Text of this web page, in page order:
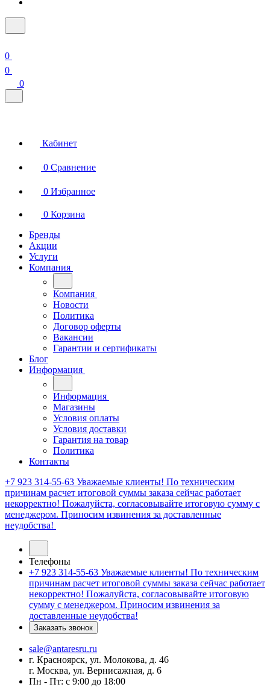
0
0
0
Кабинет
0 Сравнение
0 Избранное
0 Корзина
Бренды
Акции
Услуги
Компания
Компания
Новости
Политика
Договор оферты
Вакансии
Гарантии и сертификаты
Блог
Информация
Информация
Магазины
Условия оплаты
Условия доставки
Гарантия на товар
Политика
Контакты
+7 923 314-55-63 Уважаемые клиенты! По техническим
причинам расчет итоговой суммы заказа сейчас работает
некорректно! Пожалуйста, согласовывайте итоговую сумму с
менеджером. Приносим извинения за доставленные
неудобства!
Телефоны
+7 923 314-55-63 Уважаемые клиенты! По техническим
причинам расчет итоговой суммы заказа сейчас работает
некорректно! Пожалуйста, согласовывайте итоговую
сумму с менеджером. Приносим извинения за
доставленные неудобства!
Заказать звонок
sale@antaresru.ru
г. Красноярск, ул. Молокова, д. 46
г. Москва, ул. Вернисажная, д. 6
Пн - Пт: с 9:00 до 18:00